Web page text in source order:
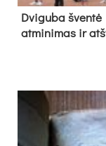
Dvi­gu­ba
at­mi­ni­mas ir